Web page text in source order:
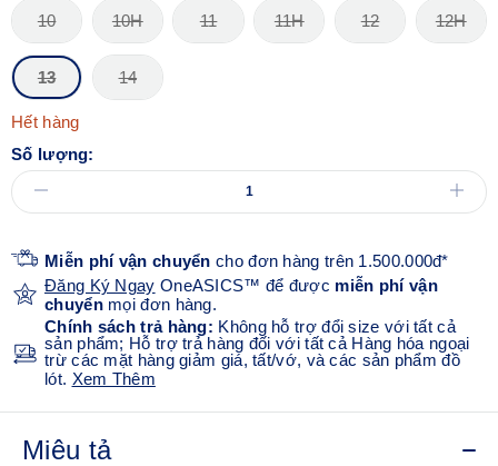
10 10H 11 11H 12 12H
13 14
Hết hàng
Số lượng:
Miễn phí vận chuyển cho đơn hàng trên 1.500.000đ*
Đăng Ký Ngay OneASICS™ để được miễn phí vận
chuyểnmọi đơn hàng.
Chính sách trả hàng: Không hỗ trợ đổi size với tất cả
sản phẩm; Hỗ trợ trả hàng đối với tất cả Hàng hóa ngoại
trừ các mặt hàng giảm giá, tất/vớ, và các sản phẩm đồ
lót. Xem Thêm
Miêu tả